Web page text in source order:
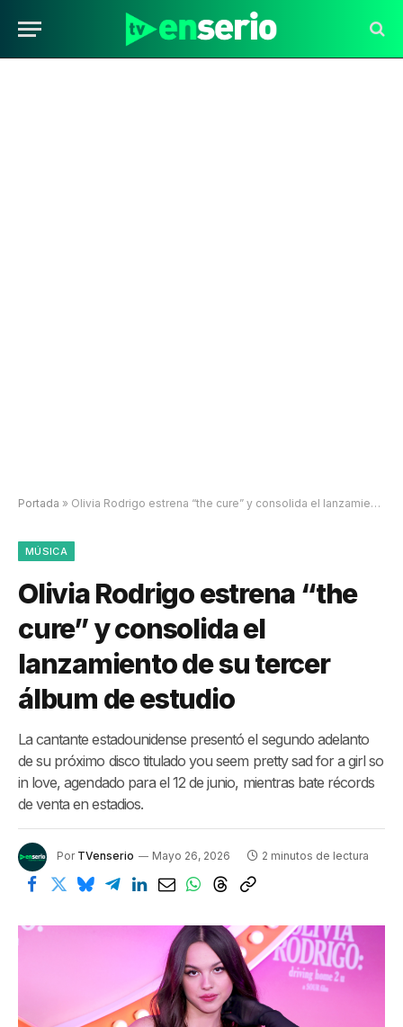
Portada » Olivia Rodrigo estrena “the cure” y consolida el lanzamiento de su tercer álbum de estudio
MÚSICA
Olivia Rodrigo estrena “the
cure” y consolida el
lanzamiento de su tercer
álbum de estudio
La cantante estadounidense presentó el segundo adelanto
de su próximo disco titulado you seem pretty sad for a girl so
in love, agendado para el 12 de junio, mientras bate récords
de venta en estadios.
Por TVenserio Mayo 26, 2026 2 minutos de lectura